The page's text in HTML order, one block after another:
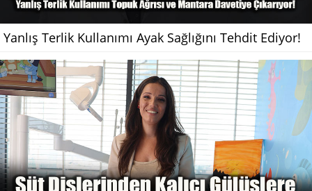
Yanlış Terlik Kullanımı Ayak Sağlığını Tehdit Ediyor!